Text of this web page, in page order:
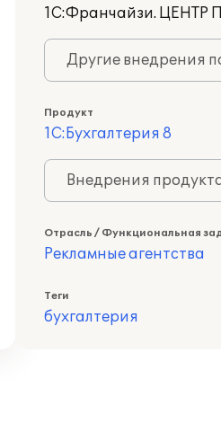
1С:Франчайзи.
Другие внедрения
Продукт
1С:Бухгалтерия 8
Внедрения
Отрасль / Функциональная
Рекламные агентства
Теги
бухгалтерия